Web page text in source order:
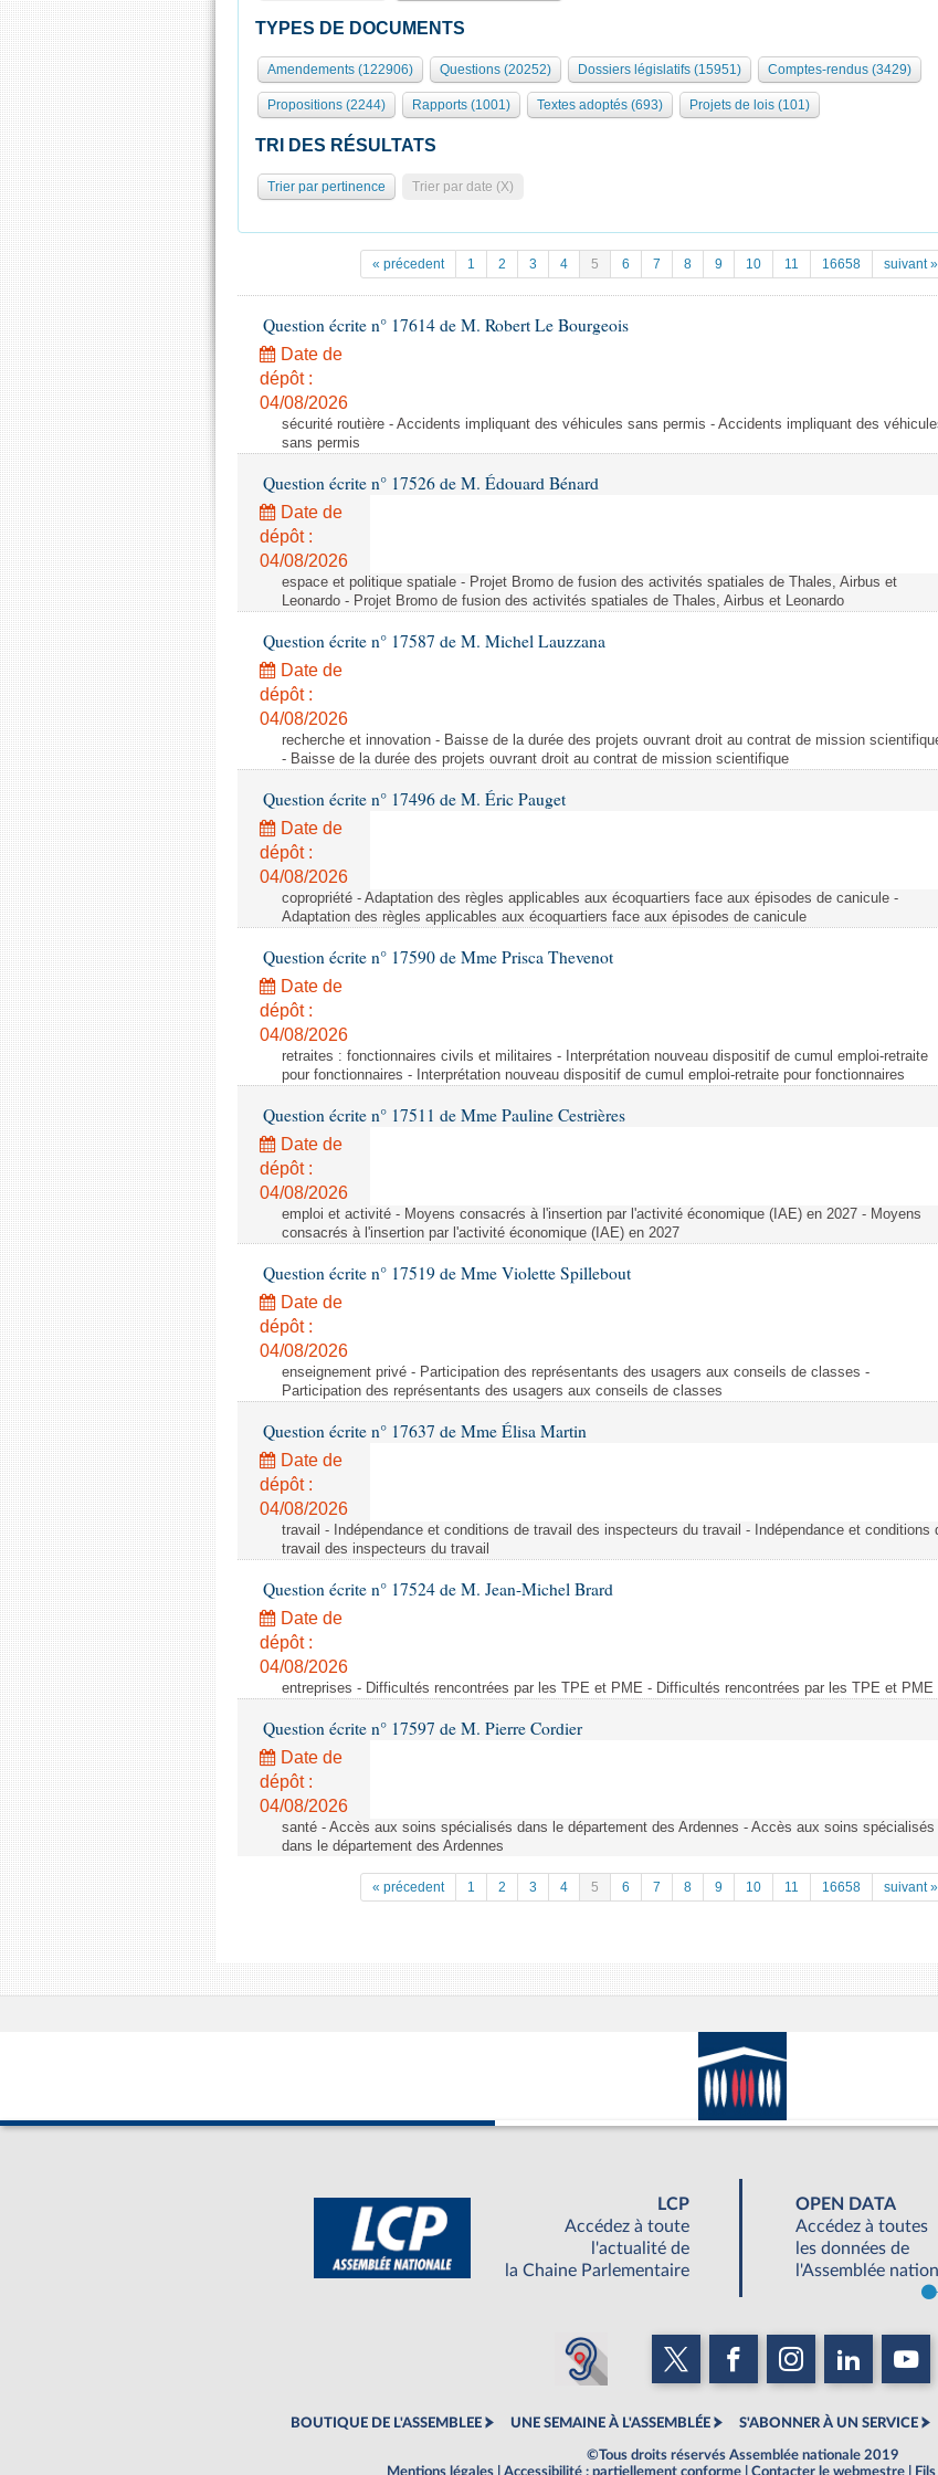
TYPES DE DOCUMENTS
Amendements (122906) Questions (20252) Dossiers législatifs (15951) Comptes-rendus (3429)
Propositions (2244) Rapports (1001) Textes adoptés (693) Projets de lois (101)
TRI DES RÉSULTATS
Trier par pertinence Trier par date (X)
« précedent 1 2 3 4 5 6 7 8 9 10 11 16658 suivant »
Question écrite n° 17614 de M. Robert Le Bourgeois
Date de
dépôt :
04/08/2026
sécurité routière - Accidents impliquant des véhicules sans permis - Accidents impliquant des
sans permis
Question écrite n° 17526 de M. Édouard Bénard
Date de
dépôt :
04/08/2026
espace et politique spatiale - Projet Bromo de fusion des activités spatiales de Thales, Airbus et
Leonardo - Projet Bromo de fusion des activités spatiales de Thales, Airbus et Leonardo
Question écrite n° 17587 de M. Michel Lauzzana
Date de
dépôt :
04/08/2026
recherche et innovation - Baisse de la durée des projets ouvrant droit au contrat de mission
- Baisse de la durée des projets ouvrant droit au contrat de mission scientifique
Question écrite n° 17496 de M. Éric Pauget
Date de
dépôt :
04/08/2026
copropriété - Adaptation des règles applicables aux écoquartiers face aux épisodes de canicule -
Adaptation des règles applicables aux écoquartiers face aux épisodes de canicule
Question écrite n° 17590 de Mme Prisca Thevenot
Date de
dépôt :
04/08/2026
retraites : fonctionnaires civils et militaires - Interprétation nouveau dispositif de cumul emploi-retraite
pour fonctionnaires - Interprétation nouveau dispositif de cumul emploi-retraite pour fonctionnaires
Question écrite n° 17511 de Mme Pauline Cestrières
Date de
dépôt :
04/08/2026
emploi et activité - Moyens consacrés à l'insertion par l'activité économique (IAE) en 2027 - Moyens
consacrés à l'insertion par l'activité économique (IAE) en 2027
Question écrite n° 17519 de Mme Violette Spillebout
Date de
dépôt :
04/08/2026
enseignement privé - Participation des représentants des usagers aux conseils de classes -
Participation des représentants des usagers aux conseils de classes
Question écrite n° 17637 de Mme Élisa Martin
Date de
dépôt :
04/08/2026
travail - Indépendance et conditions de travail des inspecteurs du travail - Indépendance et conditions
travail des inspecteurs du travail
Question écrite n° 17524 de M. Jean-Michel Brard
Date de
dépôt :
04/08/2026
entreprises - Difficultés rencontrées par les TPE et PME - Difficultés rencontrées par les TPE et PME
Question écrite n° 17597 de M. Pierre Cordier
Date de
dépôt :
04/08/2026
santé - Accès aux soins spécialisés dans le département des Ardennes - Accès aux soins spécialisés
dans le département des Ardennes
« précedent 1 2 3 4 5 6 7 8 9 10 11 16658 suivant »
LCP
Accédez à toute
l'actualité de
la Chaine Parlementaire
OPEN DATA
Accédez à toutes
les données de
l'Assemblée
BOUTIQUE DE L'ASSEMBLEE UNE SEMAINE À L'ASSEMBLÉE S'ABONNER À UN SERVICE
©Tous droits réservés Assemblée nationale 2019
Mentions légales
Accessibilité : partiellement conforme Contacter le webmestre Fils